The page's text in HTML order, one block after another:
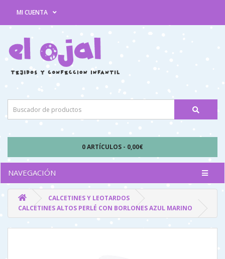
MI CUENTA
0 ARTÍCULOS - 0,00€
NAVEGACIÓN
CALCETINES Y LEOTARDOS
CALCETINES ALTOS PERLÉ CON BORLONES AZUL MARINO